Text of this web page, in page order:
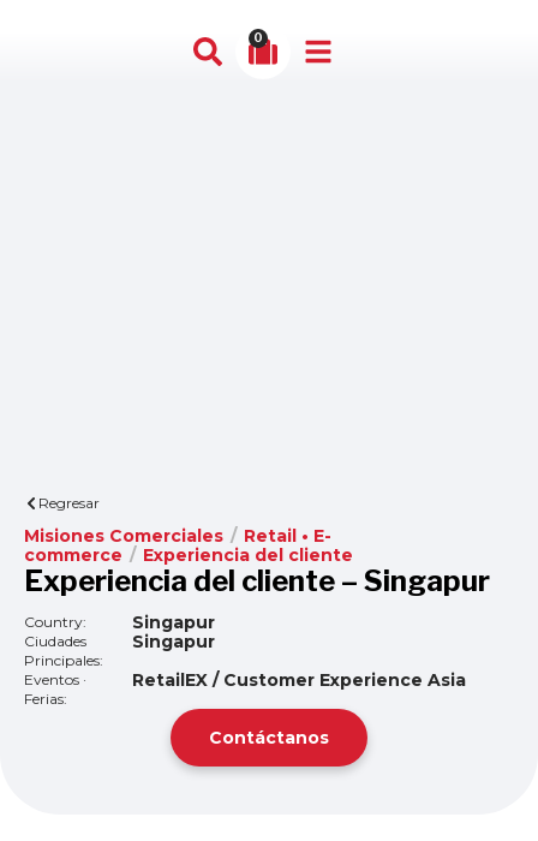
0
Regresar
Misiones Comerciales / Retail • E-
commerce / Experiencia del cliente
Experiencia del cliente – Singapur
Country: Singapur
Ciudades
Principales:
Singapur
Eventos ·
Ferias:
RetailEX / Customer Experience Asia
Contáctanos